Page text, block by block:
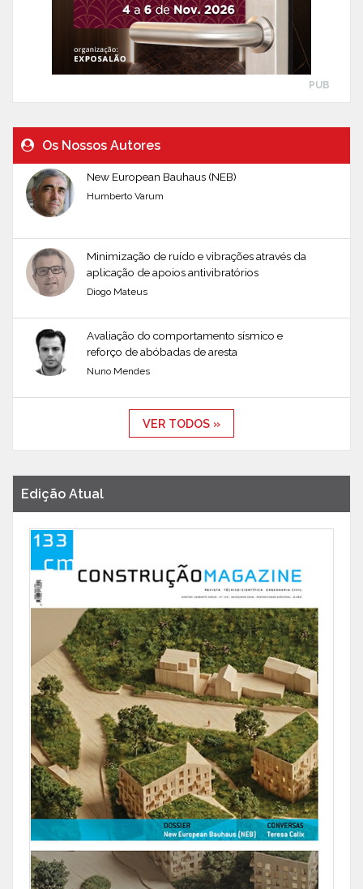
PUB
Os Nossos Autores
New European Bauhaus (NEB)
Humberto Varum
Minimização de ruído e vibrações através da
aplicação de apoios antivibratórios
Diogo Mateus
Avaliação do comportamento sísmico e
reforço de abóbadas de aresta
Nuno Mendes
VER TODOS »
Edição Atual